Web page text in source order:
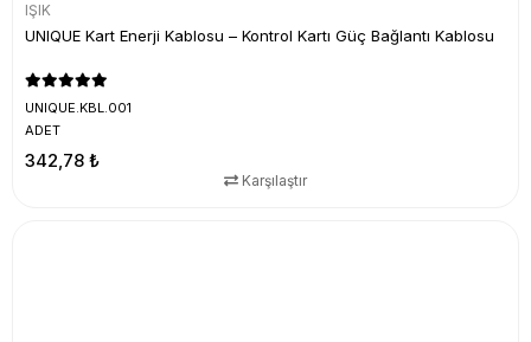
IŞIK
UNIQUE Kart Enerji Kablosu – Kontrol Kartı Güç Bağlantı Kablosu
UNIQUE.KBL.001
ADET
342,78 ₺
Karşılaştır